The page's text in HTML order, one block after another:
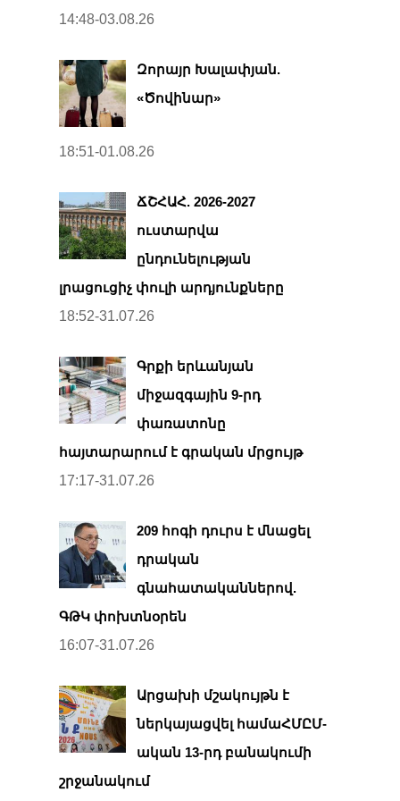
14:48-03.08.26
Զորայր Խալափյան.
«Ծովինար»
18:51-01.08.26
ՃՇՀԱՀ. 2026-2027
ուստարվա
ընդունելության
լրացուցիչ փուլի արդյունքները
18:52-31.07.26
Գրքի երևանյան
միջազգային 9-րդ
փառատոնը
հայտարարում է գրական մրցույթ
17:17-31.07.26
209 հոգի դուրս է մնացել
դրական
գնահատականներով.
ԳԹԿ փոխտնօրեն
16:07-31.07.26
Արցախի մշակույթն է
ներկայացվել համաՀՄԸՄ-
ական 13-րդ բանակումի
շրջանակում